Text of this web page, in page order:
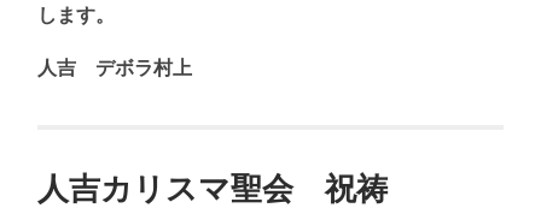
します。
人吉 デボラ村上
人吉カリスマ聖会 祝祷